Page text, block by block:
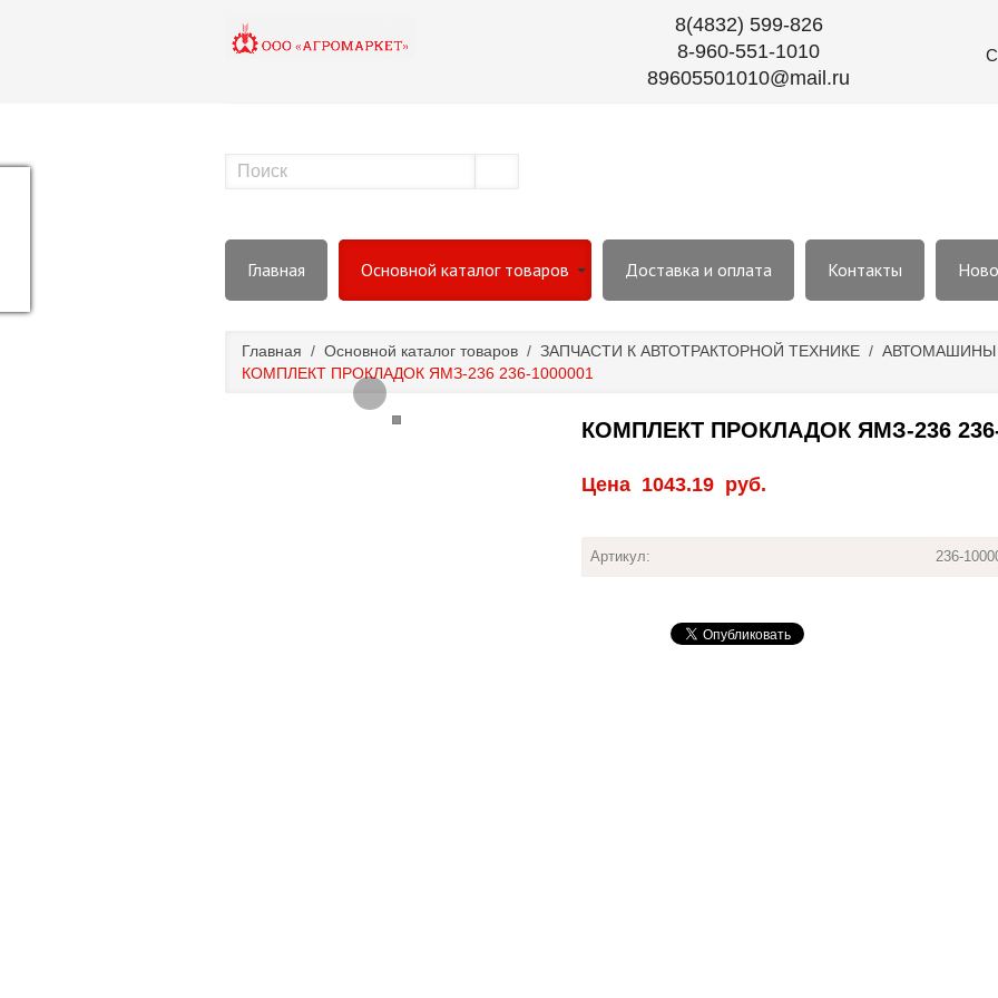
8(4832) 599-826
8-960-551-1010
89605501010@mail.ru
Главная Основной каталог товаров Доставка и оплата Контакты
Главная / Основной каталог товаров / ЗАПЧАСТИ К АВТОТРАКТОРНОЙ ТЕХНИКЕ / АВТОМАШИНЫ
КОМПЛЕКТ ПРОКЛАДОК ЯМЗ-236 236-1000001
КОМПЛЕКТ ПРОКЛАДОК ЯМЗ-236 236-
Цена 1043.19 руб.
Артикул: 236-